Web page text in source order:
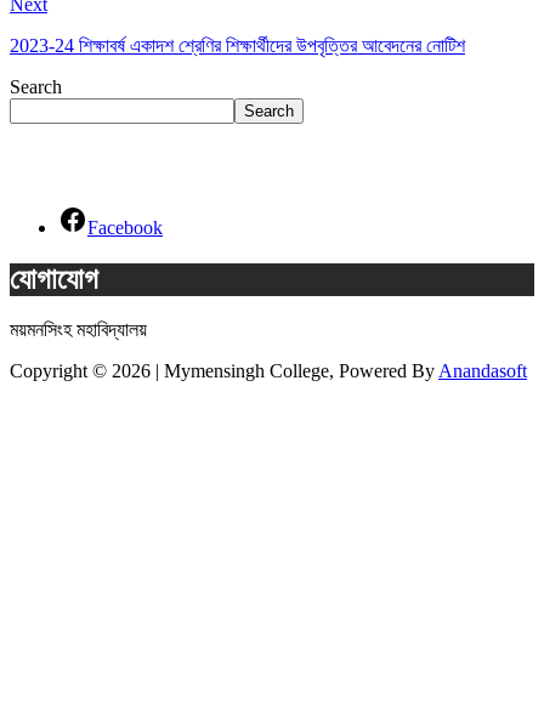
2023-24 শিক্ষাবর্ষ একাদশ শ্রেণির শিক্ষার্থীদের উপবৃত্তির আবেদনের নোটিশ
Search
Search
Facebook
যোগাযোগ
ময়মনসিংহ মহাবিদ্যালয়
Copyright © 2026 | Mymensingh College, Powered ByAnandasoft